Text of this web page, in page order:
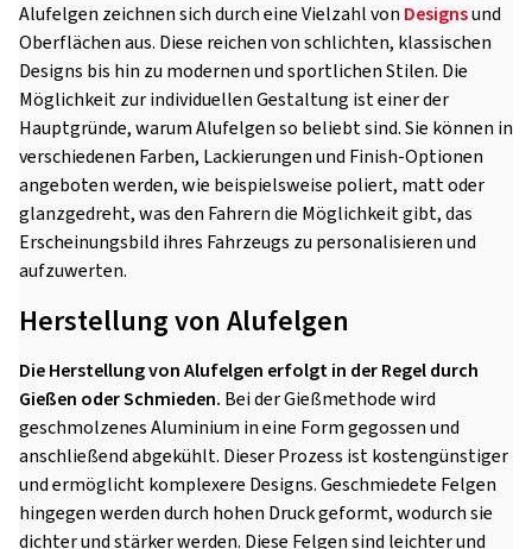
Alufelgen zeichnen sich durch eine Vielzahl von Designsund
Oberflächen aus. Diese reichen von schlichten, klassischen
Designs bis hin zu modernen und sportlichen Stilen. Die
Möglichkeit zur individuellen Gestaltung ist einer der
Hauptgründe, warum Alufelgen so beliebt sind. Sie können in
verschiedenen Farben, Lackierungen und Finish-Optionen
angeboten werden, wie beispielsweise poliert, matt oder
glanzgedreht, was den Fahrern die Möglichkeit gibt, das
Erscheinungsbild ihres Fahrzeugs zu personalisieren und
aufzuwerten.
Herstellung von Alufelgen
Die Herstellung von Alufelgen erfolgt in der Regel durch
Gießen oder Schmieden. Bei der Gießmethode wird
geschmolzenes Aluminium in eine Form gegossen und
anschließend abgekühlt. Dieser Prozess ist kostengünstiger
und ermöglicht komplexere Designs. Geschmiedete Felgen
hingegen werden durch hohen Druck geformt, wodurch sie
dichter und stärker werden. Diese Felgen sind leichter und